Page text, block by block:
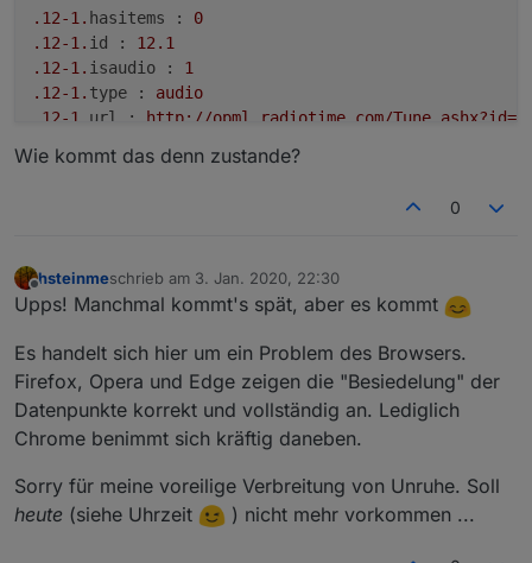
.12-1. hasitems :
0
.12-1. id :
12.1
.12-1. isaudio :
1
.12-1. type :
audio
.12-1. url : http://opml.radiotime.com/
.12-2.Name : Radio Swiss Public
.12
.12
http://www.swissradio.ch/streams/
.12 -3. Name : RTS Espace
.12-3. id :
12.3
.12 -3.isaudio : 1
.12-3. type : audio
Wie kommt das denn zustande?
0
Offline
hsteinmeschrieb am 3. Jan. 2020, 22:30
zuletzt editiert von
Upps! Manchmal kommt's spät, aber es kommt
Es handelt sich hier um ein Problem des Browsers.
Firefox, Opera und Edge zeigen die "Besiedelung" der
Datenpunkte korrekt und vollständig an. Lediglich
Chrome benimmt sich kräftig daneben.
Sorry für meine voreilige Verbreitung von Unruhe. Soll
heute (siehe Uhrzeit ) nicht mehr vorkommen ...